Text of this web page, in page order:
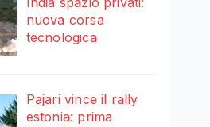
nuova corsa
tecnologica
Pajari vince il rally
estonia: prima